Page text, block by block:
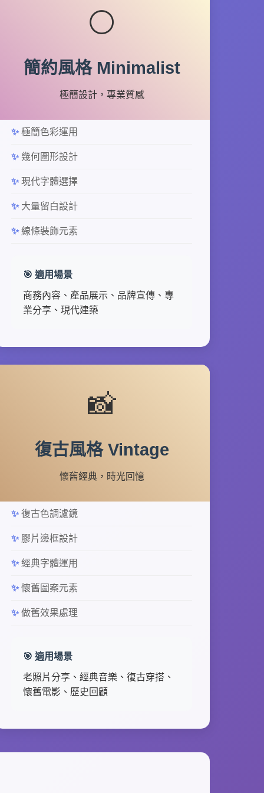
⚪
簡約風格 Minimalist
極簡設計，專業質感
極簡色彩運用
幾何圖形設計
現代字體選擇
大量留白設計
線條裝飾元素
🎯 適用場景
商務內容、產品展示、品牌宣傳、專
業分享、現代建築
📸
復古風格 Vintage
懷舊經典，時光回憶
復古色調濾鏡
膠片邊框設計
經典字體運用
懷舊圖案元素
做舊效果處理
🎯 適用場景
老照片分享、經典音樂、復古穿搭、
懷舊電影、歷史回顧